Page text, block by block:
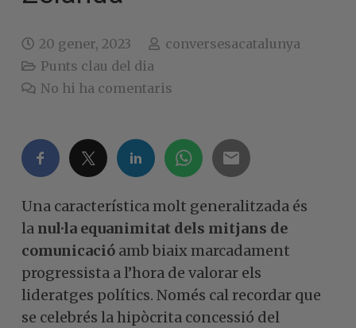
20 gener, 2023
conversesacatalunya
Punts clau del dia
No hi ha comentaris
Una característica molt generalitzada és
la nul·la equanimitat dels mitjans de
comunicació amb biaix marcadament
progressista a l’hora de valorar els
lideratges polítics. Només cal recordar que
se celebrés la hipòcrita concessió del